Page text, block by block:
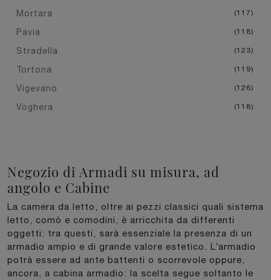
Mortara 117
Pavia 118
Stradella 123
Tortona 119
Vigevano 126
Voghera 118
Negozio di Armadi su misura, ad
angolo e Cabine
La camera da letto, oltre ai pezzi classici quali sistema
letto, comò e comodini, è arricchita da differenti
oggetti: tra questi, sarà essenziale la presenza di un
armadio ampio e di grande valore estetico. L’armadio
potrà essere ad ante battenti o scorrevole oppure,
ancora, a cabina armadio: la scelta segue soltanto le